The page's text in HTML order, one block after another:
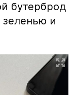
бутерброд
и